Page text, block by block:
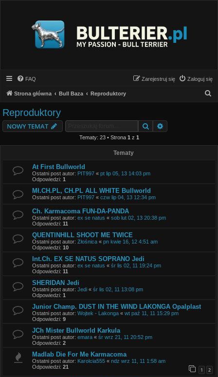
FAQ Zaloguj się
Zarejestruj się
Strona główna Bull Baza Reproduktory
Reproduktory
NOWY TEMAT Szukaj
Tematy: 23 • Strona 1 z 1
Tematy
At First Bullworld
Ostatni post autor: PIT997 « pt lip 05, 13 14:03 pm
Odpowiedzi: 1
Mł.CH.PL, CH.PL ALL WHITE Bullworld
Ostatni post autor: PIT997 « czw lip 04, 13 12:34 pm
Ch. Karmacoma FUN-DA-PANDA
Ostatni post autor: ex se natus « sob lut 02, 13 20:38 pm
Odpowiedzi: 11
QUENTINHILL SHOOT ME TWICE
Ostatni post autor: Złośnica « pn kwie 16, 12 4:51 am
Odpowiedzi: 10
Int.Ch. EX SE NATUS SOPRANO Jedi
Ostatni post autor: ex se natus « śr lis 02, 11 19:24 pm
Odpowiedzi: 11
SHERIDAN Jedi
Ostatni post autor: Jedi « śr lis 02, 11 13:08 pm
Odpowiedzi: 1
Junior Champ. DUST IN THE WIND LAKONGA Opalplast
Ostatni post autor: Wojtek - Lakonga « wt paź 11, 11 15:29 pm
Odpowiedzi: 9
JCh Mister Bullworld Karkula
Ostatni post autor: emara « śr wrz 21, 11 20:52 pm
Odpowiedzi: 2
Madlab Die For Me Karmacoma
Ostatni post autor: Karolcia555 « ndz wrz 11, 11 1:58 am
Odpowiedzi: 21 1 2